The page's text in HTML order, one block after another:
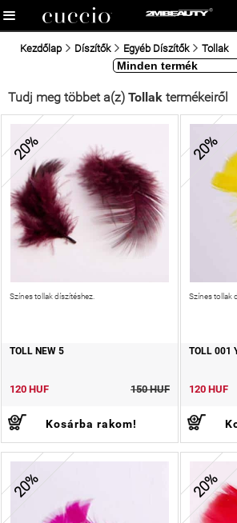
Kezdőlap Díszítők Egyéb Díszítők Tollak
Tudj meg többet a(z) Tollak termékeiről
20%
Színes tollak díszítéshez.
TOLL NEW 5
120 HUF 150 HUF
Kosárba rakom!
20%
Színes tollak
TOLL 001
120 HUF
20% 20%